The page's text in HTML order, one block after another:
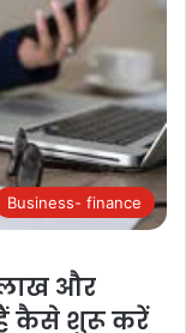
Business- finance
लाख और
कैसे शुरू करें